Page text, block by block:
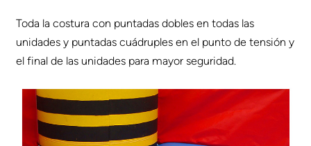
Toda la costura con puntadas dobles en todas las
unidades y puntadas cuádruples en el punto de tensión y
el final de las unidades para mayor seguridad.